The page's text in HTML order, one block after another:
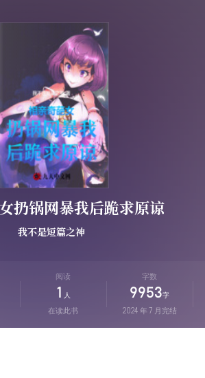
扔锅网暴我后跪求原谅
我不是短篇之神
阅读
1 人
在读此书
字数
9953字
2024 年 7 月完结